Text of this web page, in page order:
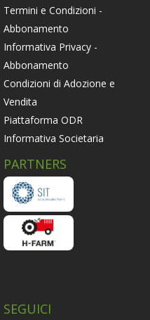
Termini e Condizioni -
Abbonamento
Informativa Privacy -
Abbonamento
Condizioni di Adozione e
Vendita
Piattaforma ODR
Informativa Societaria
PARTNERS
SEGUICI